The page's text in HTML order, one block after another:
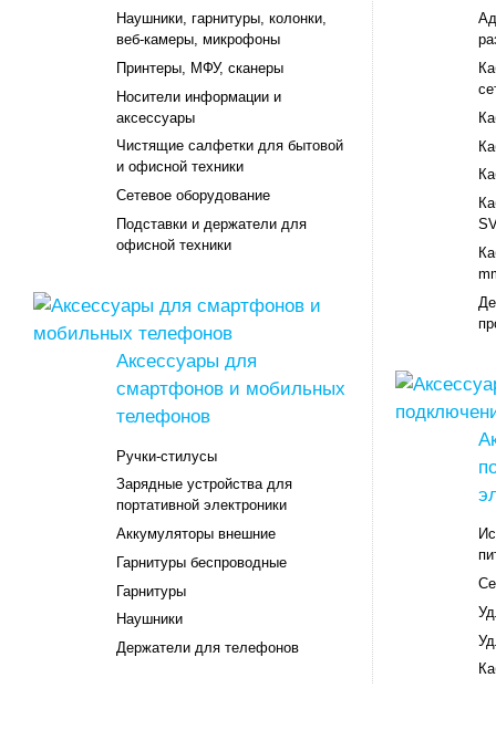
Наушники, гарнитуры, колонки,
веб-камеры, микрофоны
Принтеры, МФУ, сканеры
Носители информации и
аксессуары
Чистящие салфетки для бытовой
и офисной техники
Сетевое оборудование
Подставки и держатели для
офисной техники
Аксессуары для
смартфонов и мобильных
телефонов
Ручки-стилусы
Зарядные устройства для
портативной электроники
Аккумуляторы внешние
Гарнитуры беспроводные
Гарнитуры
Наушники
Держатели для телефонов